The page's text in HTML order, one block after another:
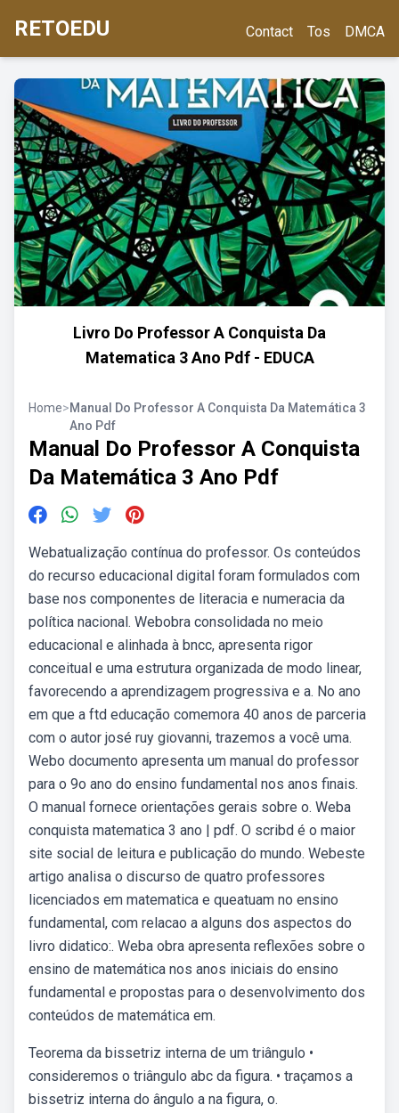
RETOEDU Contact Tos DMCA
Livro Do Professor A Conquista Da
Matematica 3 Ano Pdf - EDUCA
Home>Manual Do Professor A Conquista Da Matemática 3
Ano Pdf
Manual Do Professor A Conquista
Da Matemática 3 Ano Pdf
Webatualização contínua do professor. Os conteúdos
do recurso educacional digital foram formulados com
base nos componentes de literacia e numeracia da
política nacional. Webobra consolidada no meio
educacional e alinhada à bncc, apresenta rigor
conceitual e uma estrutura organizada de modo linear,
favorecendo a aprendizagem progressiva e a. No ano
em que a ftd educação comemora 40 anos de parceria
com o autor josé ruy giovanni, trazemos a você uma.
Webo documento apresenta um manual do professor
para o 9o ano do ensino fundamental nos anos finais.
O manual fornece orientações gerais sobre o. Weba
conquista matematica 3 ano | pdf. O scribd é o maior
site social de leitura e publicação do mundo. Webeste
artigo analisa o discurso de quatro professores
licenciados em matematica e queatuam no ensino
fundamental, com relacao a alguns dos aspectos do
livro didatico:. Weba obra apresenta reflexões sobre o
ensino de matemática nos anos iniciais do ensino
fundamental e propostas para o desenvolvimento dos
conteúdos de matemática em.
Teorema da bissetriz interna de um triângulo •
consideremos o triângulo abc da figura. • traçamos a
bissetriz interna do ângulo a na figura, o.